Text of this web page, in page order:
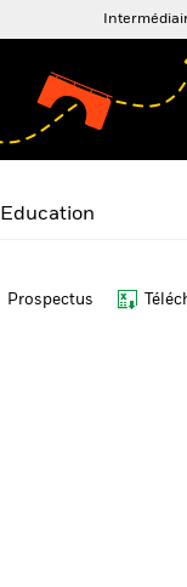
Education
Prospectus